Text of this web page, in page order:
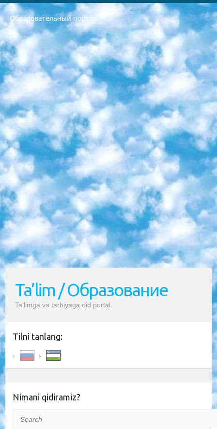
Образовательный портал
РЕСПУБЛИКА УЗБЕКИСТАН МИНИСТРЕРСТВО ДОШКОЛЬНОГО И ШКОЛЬНОГО ОБРАЗОВАНИЯ КОМАНДА в общеобразовательных учреждениях в 2023-2024 учебном году организация и проведение итоговой государственной аттестации обучающихся о Министра дошкольного и школьного образования Республики Узбекистан от 4 марта 2008 года (постановлением Минюста от 20 марта 2008 года № 1778 государственной регистрации) «Итоговое состояние учащихся общего среднего образования на основании положения об утверждении положения об аттестации общего среднего образования выпускной экзамен студентов в образовательных учреждениях в 2023-2024 учебном году В целях организации и прохождения аттестации приказываю: 1. Следующее: перечень предметов, по которым будет проводиться итоговая государственная аттестация и экзамен формы перевода согласно приложению 1; сертификаты международного образца, оценивающие уровень владения иностранными языками перечень согласно приложению 2; 2. Педагогический при специализированных образовательных учреждениях. научно-практический центр квалификации и международной оценки (Д.Давидова) 2024 г. До 25 марта: задания по предметам, по которым будет проводиться итоговая аттестация разработка и утверждение технических условий; итоговая аттестация на основании разработанного предметного задания разработка вопросов по предметам (устно и письменно), экзамен передача; общеобразовательные средние школы и специальные учебные заведения учащиеся выпускных классов школ и интернатов в агентской системе подготовка базы данных экзаменационных материалов и критериев оценки; перевод базы экзаменационных материалов на все языки обучения подать в Республиканский образовательный центр для изготовления; варианты экзаменов на основе разработанных контрольных материалов пусть будут поставлены задачи формирования. 3. Республиканский образовательный центр (Ш.Худайкулов) до 5 апреля 2024 года. до: база данных предоставленных экзаменационных материалов на все языки обучения перевод и экспертиза; для слепых, слабовидящих, глухих, слабослышащих и умственно отсталых детей учащиеся выпускных классов специализированных школ и школ-интернатов база данных экзаменационных материалов на всех преподаваемых языках подготовка критериев оценки; специализированные школы для умственно отсталых детей и технологии для учащихся выпускных классов школ-интернатов разработка соответствующих рекомендаций и критериев проведения ЕГЭ по естествознанию давать задания. 4. Педагогический при специализированных образовательных учреждениях. Научно-практический центр навыков и международной оценки (Д.Давидова), Республика образовательный центр (Худайкулов Ш.) итоговый государственный аттестационный экзамен ориентирован на творческое и логическое мышление при подготовке базы материалов учитывать введение заданий. 5. Следует отметить, что: сертификат государственного образца о знании общеобразовательного предмета и как минимум национальный уровень B1 по предметам на иностранных языках, указанным в Приложении 2. или международно признанный сертификат эквивалентного уровня студенты, изучающие определенный предмет, освобождаются от экзамена; по соответствующим предметам запланирована итоговая государственная аттестация за день до дня, путем жеребьевки Рабочей группой (в письменной форме по предметам, проводимым в форме) из числа сформированных вариантов выбрано 2 варианта; 2 выбранных варианта экзамена анонсированы на официальном сайте министерства и все выпускники по всей стране на основе этих вариантов проводит итоговую государственную аттестацию. 6. Государственное образование учащихся средних общеобразовательных учреждений. знания в соответствии с квалификационными требованиями, которые необходимо приобрести на основании стандартов итоговый (выпускной) контроль для 9 и 11 классов в целях тестирования Экзамены (далее – экзамены) состоят из предметов, перечисленных в приложении 1. будет сделано. 7. Экзамены пройдут с 26 мая по 15 июня 2024 г. (кроме науки физического воспитания). 8. Физическая для учащихся 9 классов общесредних образовательных учреждений. Экзамены по предмету «Образование, квалификация медицина» 1-6 мая 2024 года. сотрудники перевести под присмотр (с отклонениями в физическом или умственном развитии) специализированная школа для детей, школы-интернаты и со сколиозом школы-интернаты санаторного типа для больных детей исключены). 9. Он был слепым, слабовидящим и имел нарушения опорно-двигательного аппарата. экзамены в специализированных школах и интернатах для детей должны проводиться исходя из требований, предъявляемых к общеобразовательным учреждениям (физкультура кроме науки). 10. Специализированная школа для глухих и слабослышащих детей. и экзамены в интернатах и быть реализован в виде письменного теста по математике. 11. Специальность для умственно отсталых детей. Для 9 класса Родной язык и литературное письмо Государственный язык (язык обучения – узбекский). для неклассов) написано Математическое письмо Письменная/устная история Узбекистана Физическое воспитание практично Итоговый контроль Для 11 класса Написание родного языка и литературы (эссе) Математическое письмо Узбекский язык (обучение на узбекском языке) не посещающее общее среднее образование для учреждений)/Образовательное учреждение выбор письменный и устный Иностранный язык письменный/устный Письменная/устная история Узбекистана *По выбору студента:  Химия  Физика  Основы государственного права  География 10 бесплатных образовательных ресурсов - Мы составили подборку онлайн-проектов с интерактивными упражнениями, видеолекциями и статьями. Они помогут вам обрести новые и освежить старые знания бесплатно. 1. «ИНТУИТ» Старейшая образовательная площадка Рунета. Здесь вы найдёте сотни текстовых и видеокурсов на десятки различных тем — от программирования до психологии. Многие курсы подготовлены российскими университетами и крупными международными компаниями вроде Intel и Microsoft. Самостоятельное обучение бесплатное, но желающие могут оплатить услуги персональных наставников. 2. «Смартия» знакомит с актуальными профессиями и подсказывает, как им обучаться. Выбрав заинтересовавшую вас специальность — SMM-специалист, фотограф, веб-дизайнер или другую, — увидите список необходимых для неё умений. Чтобы вы могли освоить их самостоятельно, для каждого умения площадка отображает подборку ссылок на учебные материалы. Хотя «Смартия» ориентируется на русскоязычную аудиторию, часть контента всё же доступна только на английском. 3. «Лекторий Физтеха» Проект Московского физико-технического института (Физтеха). С его помощью вы можете смотреть онлайн серии лекций, записанные на видео в этом вузе. В числе доступных предметов — физика, биология, химия, информационные технологии и другие. К некоторым лекциям администрация ресурса прилагает готовые конспекты, которые можно скачивать в PDF-формате. 4. ITMOcourses Онлайн-площадка Санкт-Петербургского национального исследовательского университета информационных технологий, механики и оптики (ИТМО). Ресурс предоставляет свободный доступ к курсам, разработанным в этом вузе. Каталог материалов разбит на четыре категории: «Оптические системы и технологии», «Приборостроение и робототехника», «Информационные технологии» и «Биотехнологии». Курсы состоят из видеолекций, интерактивных демонстраций и заданий. 5. «КиберЛенинка» Электронная научная библиотека открытого доступа. Каталог площадки регулярно обрастает текстами статей из различных научных изданий. Сгруппированные по журналам и рубрикам публикации можно читать онлайн или скачивать целиком в PDF-формате. Проект нацелен на популяризацию науки за счёт открытого доступа к качественной информации. 6. «ПостНаука» На этом ресурсе публикуют подборки видеолекций, составленные экспертами из разных отраслей и объединённые общими темами. Среди них, к примеру, есть серии «Биоинформатика и геномика», «Культура средневековой Скандинавии» и Cinema Studies о теории кино. Каждая подборка лекций — логически связанная история, рассказанная экспертом от первого лица. Кроме того, на сайте появляются научно-образовательные статьи и тесты на разные темы. 7. «Newочём» Команда проекта «Newочём» отбирает самые интересные тексты из англоязычных СМИ и переводит те из них, за которые голосуют участники сообщества «ВКонтакте». По большей части это научно-популярные статьи. Редакторы придумывают лишь заголовки, в остальном содержание переводов соответствует оригиналам. Полные тексты можно читать прямо в социальной сети. 8. InternetUrok Онлайн-база материалов по основным дисциплинам школьной программы. Информация на сайте структурирована по классам, предметам и темам (урокам). Каждый урок состоит из видеолекций и конспектов. Есть также интерактивные тренажёры и тесты для закрепления пройденного материала. Даже если вы давно окончили школу, возможность повторить программу старших классов всегда может пригодиться. 9. Edutainme Ещё один ресурс об образовании. В отличие от Newtonew, как мне кажется, Edutainme больше ориентируется на представителей индустрии: педагогов, предпринимателей, разработчиков образовательных проектов. Но и любой, кто просто стремится к саморазвитию, найдёт на сайте много полезного и интересного для себя. Например, информацию о новых курсах и образовательных сервисах. 10. Newtonew Онлайн-медиа об образовании и обучении в широком смысле. Авторы Newtonew пишут об инструментах, заведениях, тактиках и стратегиях, которые помогают учить других и получать новые знания самостоятельно. На этой площадке вы найдёте новости, обзоры, аналитические мат
Ta’lim / Образование
Ta’limga va tarbiyaga oid portal
Tilni tanlang:
Nimani qidiramiz?